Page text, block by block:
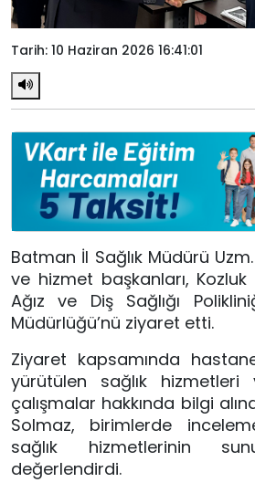
Tarih: 10 Haziran 2026 16:41:01
Batman İl Sağlık Müdürü
ve hizmet başkanları,
Ağız ve Diş Sağlığı
Müdürlüğü’nü ziyaret etti.
Ziyaret kapsamında
yürütülen sağlık
çalışmalar hakkında bilgi
Solmaz, birimlerde
sağlık hizmetlerinin
değerlendirdi.